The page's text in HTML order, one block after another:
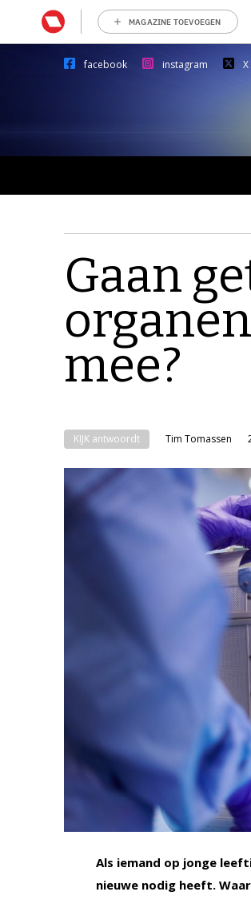
MAGAZINE TOEVOEGEN
facebook instagram X
Gaan
mee?
KIJK antwoordt Tim Tomassen
Als iemand op jonge
nieuwe nodig heeft.